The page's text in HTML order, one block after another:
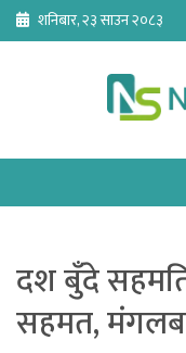
Skip
content
शनिबार, २३ साउन २०८३
दश बुँदे
सहमत,